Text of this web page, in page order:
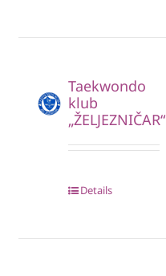
Taekwondo
klub
„ŽELJEZNIČAR“
Details